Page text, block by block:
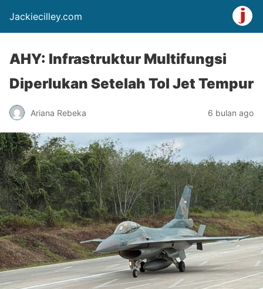
Jackiecilley.com
AHY: Infrastruktur Multifungsi
Diperlukan Setelah Tol Jet Tempur
Ariana Rebeka 6 bulan ago